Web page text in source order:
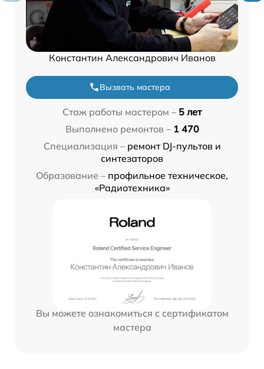
Константин Александрович Иванов
Вызвать мастера
Стаж работы мастером – 5 лет
Выполнено ремонтов – 1 470
Специализация – ремонт DJ-пультов и
синтезаторов
Образование – профильное техническое,
«Радиотехника»
Вы можете ознакомиться с сертификатом
мастера